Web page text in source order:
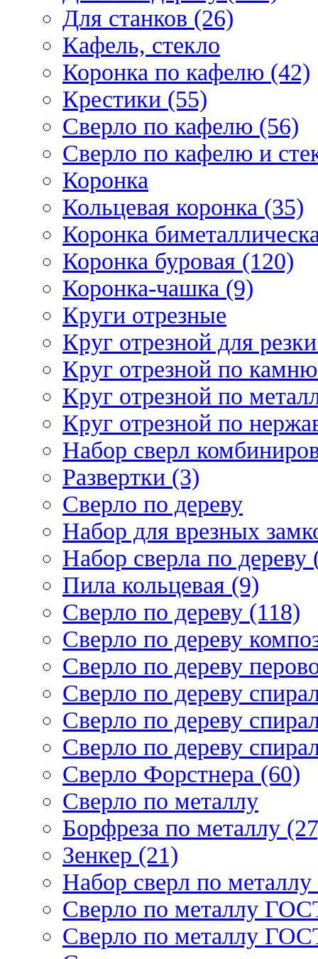
Для станков (26)
Кафель, стекло
Коронка по кафелю (42)
Крестики (55)
Сверло по кафелю (56)
Сверло по кафелю и
Коронка
Кольцевая коронка (35)
Коронка
Коронка буровая (120)
Коронка-чашка (9)
Круги отрезные
Круг отрезной для
Круг отрезной по
Круг отрезной по
Круг отрезной по
Набор сверл
Развертки (3)
Сверло по дереву
Набор для врезных
Набор сверла по дереву
Пила кольцевая (9)
Сверло по дереву (118)
Сверло по дереву
Сверло по дереву
Сверло по дереву
Сверло по дереву
Сверло по дереву
Сверло Форстнера (60)
Сверло по металлу
Борфреза по металлу
Зенкер (21)
Набор сверл по
Сверло по металлу
Сверло по металлу